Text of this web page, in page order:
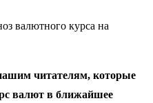
читателям, которые
валют в ближайшее